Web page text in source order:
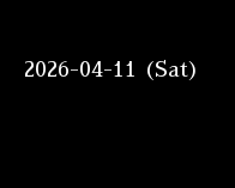
2026-04-11 (Sat)